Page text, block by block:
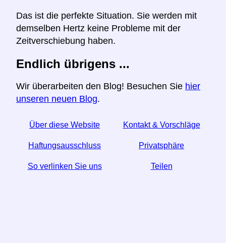
Das ist die perfekte Situation. Sie werden mit
demselben Hertz keine Probleme mit der
Zeitverschiebung haben.
Endlich übrigens ...
Wir überarbeiten den Blog! Besuchen Sie hier
unseren neuen Blog.
Über diese Website Kontakt & Vorschläge
Haftungsausschluss Privatsphäre
So verlinken Sie uns Teilen